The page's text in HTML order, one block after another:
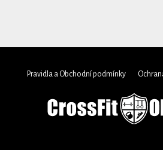
Pravidla a Obchodní podmínky